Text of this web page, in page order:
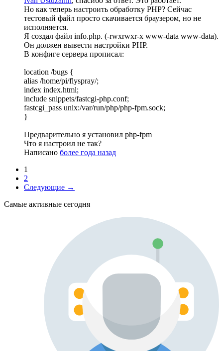
Но как теперь настроить обработку PHP? Сейчас
тестовый файл просто скачивается браузером, но не
исполняется.
Я создал файл info.php. (-rwxrwxr-x www-data www-data).
Он должен вывести настройки PHP.
В конфиге сервера прописал:
location /bugs {
alias /home/pi/flyspray/;
index index.html;
include snippets/fastcgi-php.conf;
fastcgi_pass unix:/var/run/php/php-fpm.sock;
}
Предварительно я установил php-fpm
Что я настроил не так?
Написано более года назад
1
2
Следующие →
Самые активные сегодня